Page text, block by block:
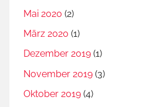
Mai 2020 (2)
März 2020 (1)
Dezember 2019 (1)
November 2019 (3)
Oktober 2019 (4)